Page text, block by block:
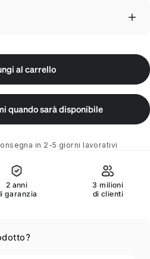
al carrello
quando sarà disponibile
in 2-5 giorni lavorativi
2 anni
garanzia
3 milioni
di clienti